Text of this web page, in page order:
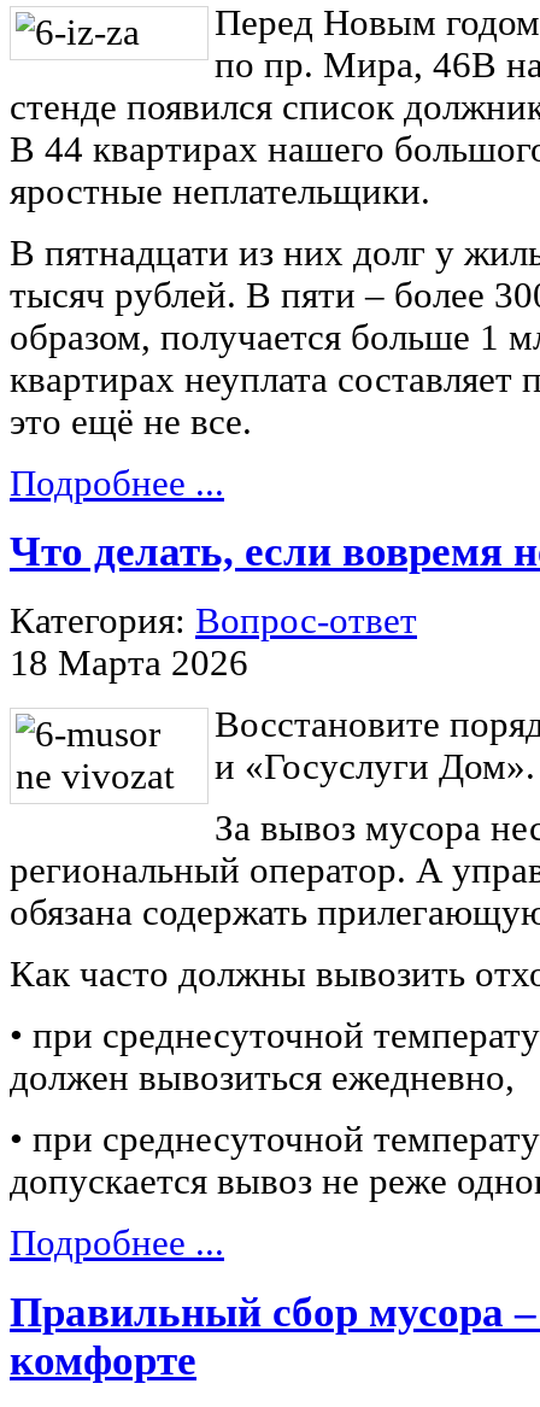
Перед Новым годом
по пр. Мира, 46В
стенде появился список
В 44 квартирах нашего
яростные неплательщики.
В пятнадцати из них долг у
тысяч рублей. В пяти – более
образом, получается больше 1
квартирах неуплата
это ещё не все.
Подробнее ...
Что делать, если вовремя
Категория: Вопрос-ответ
18 Марта 2026
Восстановите
и «Госуслуги Дом».
За вывоз мусора
региональный оператор. А
обязана содержать
Как часто должны вывозить
• при среднесуточной
должен вывозиться ежедневно,
• при среднесуточной
допускается вывоз не реже
Подробнее ...
Правильный сбор мусора
комфорте